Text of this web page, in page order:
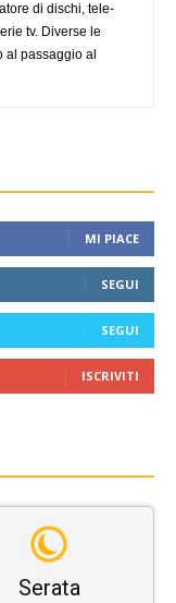
di dischi, tele-
tv. Diverse le
al passaggio al
MI PIACE
SEGUI
SEGUI
ISCRIVITI
Serata